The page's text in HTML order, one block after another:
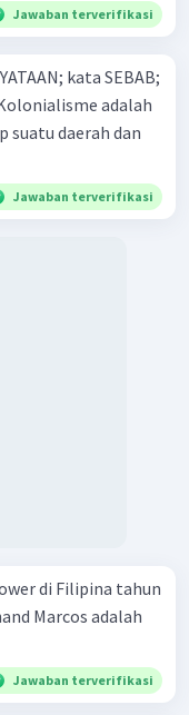
Jawaban terverifikasi
kata SEBAB;
suatu daerah dan
Jawaban terverifikasi
di Filipina tahun
Marcos adalah
Jawaban terverifikasi